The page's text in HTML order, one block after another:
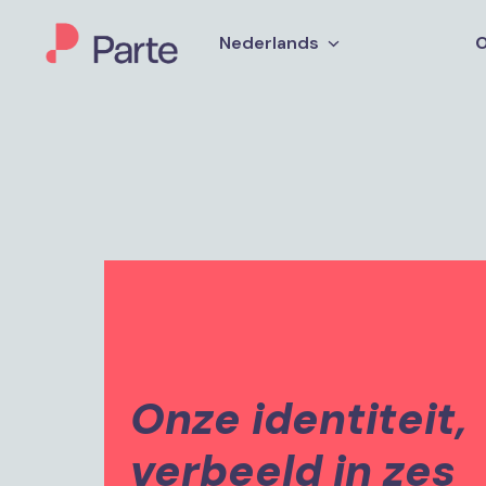
content
Homepagina Nederlands
Onze identiteit,
verbeeld in zes